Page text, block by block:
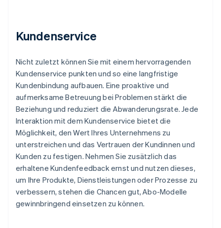
Kundenservice
Nicht zuletzt können Sie mit einem hervorragenden
Kundenservice punkten und so eine langfristige
Kundenbindung aufbauen. Eine proaktive und
aufmerksame Betreuung bei Problemen stärkt die
Beziehung und reduziert die Abwanderungsrate. Jede
Interaktion mit dem Kundenservice bietet die
Möglichkeit, den Wert Ihres Unternehmens zu
unterstreichen und das Vertrauen der Kundinnen und
Kunden zu festigen. Nehmen Sie zusätzlich das
erhaltene Kundenfeedback ernst und nutzen dieses,
um Ihre Produkte, Dienstleistungen oder Prozesse zu
verbessern, stehen die Chancen gut, Abo-Modelle
gewinnbringend einsetzen zu können.